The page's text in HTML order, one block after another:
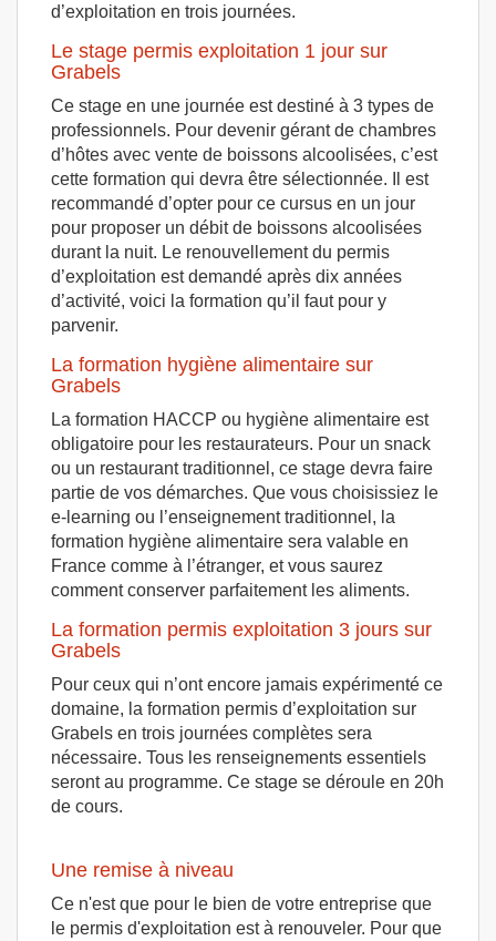
d’exploitation en trois journées.
Le stage permis exploitation 1 jour sur
Grabels
Ce stage en une journée est destiné à 3 types de
professionnels. Pour devenir gérant de chambres
d’hôtes avec vente de boissons alcoolisées, c’est
cette formation qui devra être sélectionnée. Il est
recommandé d’opter pour ce cursus en un jour
pour proposer un débit de boissons alcoolisées
durant la nuit. Le renouvellement du permis
d’exploitation est demandé après dix années
d’activité, voici la formation qu’il faut pour y
parvenir.
La formation hygiène alimentaire sur
Grabels
La formation HACCP ou hygiène alimentaire est
obligatoire pour les restaurateurs. Pour un snack
ou un restaurant traditionnel, ce stage devra faire
partie de vos démarches. Que vous choisissiez le
e-learning ou l’enseignement traditionnel, la
formation hygiène alimentaire sera valable en
France comme à l’étranger, et vous saurez
comment conserver parfaitement les aliments.
La formation permis exploitation 3 jours sur
Grabels
Pour ceux qui n’ont encore jamais expérimenté ce
domaine, la formation permis d’exploitation sur
Grabels en trois journées complètes sera
nécessaire. Tous les renseignements essentiels
seront au programme. Ce stage se déroule en 20h
de cours.
Une remise à niveau
Ce n'est que pour le bien de votre entreprise que
le permis d'exploitation est à renouveler. Pour que